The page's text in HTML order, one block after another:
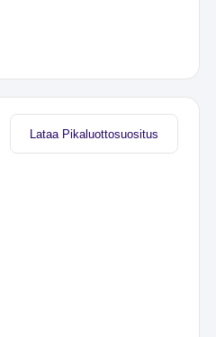
Lataa Pikaluottosuositus